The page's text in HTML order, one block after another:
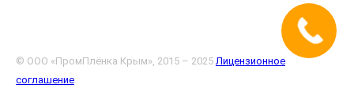
© ООО «ПромПлёнка Крым», 2015 – 2025 Лицензионное
соглашение